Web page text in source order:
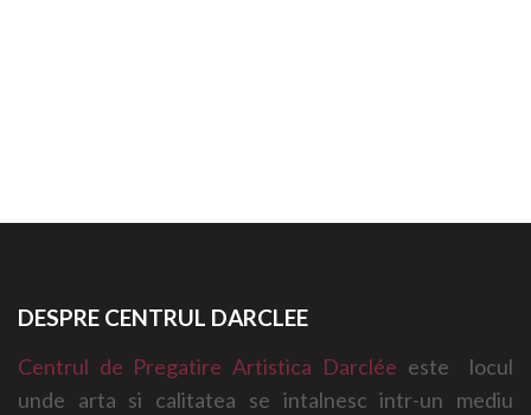
DESPRE CENTRUL DARCLEE
Centrul de Pregatire Artistica Darclée este locul
unde arta si calitatea se intalnesc intr-un mediu